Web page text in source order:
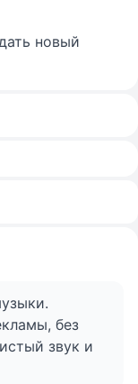
двоих) |
двоих) |
двоих) |
| Индия
| Индия
| Нигерия
новый
без
звук и